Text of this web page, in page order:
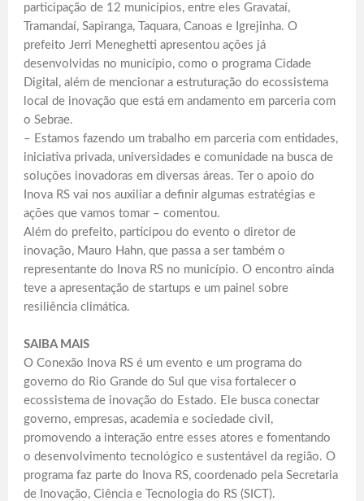
participação de 12 municípios, entre eles Gravataí,
Tramandaí, Sapiranga, Taquara, Canoas e Igrejinha. O
prefeito Jerri Meneghetti apresentou ações já
desenvolvidas no município, como o programa Cidade
Digital, além de mencionar a estruturação do ecossistema
local de inovação que está em andamento em parceria com
o Sebrae.
– Estamos fazendo um trabalho em parceria com entidades,
iniciativa privada, universidades e comunidade na busca de
soluções inovadoras em diversas áreas. Ter o apoio do
Inova RS vai nos auxiliar a definir algumas estratégias e
ações que vamos tomar – comentou.
Além do prefeito, participou do evento o diretor de
inovação, Mauro Hahn, que passa a ser também o
representante do Inova RS no município. O encontro ainda
teve a apresentação de startups e um painel sobre
resiliência climática.
SAIBA MAIS
O Conexão Inova RS é um evento e um programa do
governo do Rio Grande do Sul que visa fortalecer o
ecossistema de inovação do Estado. Ele busca conectar
governo, empresas, academia e sociedade civil,
promovendo a interação entre esses atores e fomentando
o desenvolvimento tecnológico e sustentável da região. O
programa faz parte do Inova RS, coordenado pela Secretaria
de Inovação, Ciência e Tecnologia do RS (SICT).